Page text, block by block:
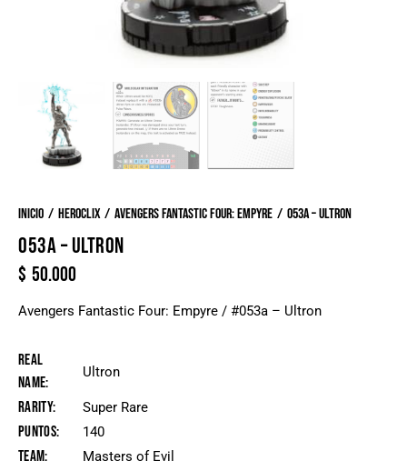
Inicio Heroclix Avengers Fantastic Four: Empyre 053a – Ultron
053A – ULTRON
$ 50.000
Avengers Fantastic Four: Empyre / #053a – Ultron
Real
Name
Ultron
Rarity Super Rare
Puntos 140
Team Masters of Evil